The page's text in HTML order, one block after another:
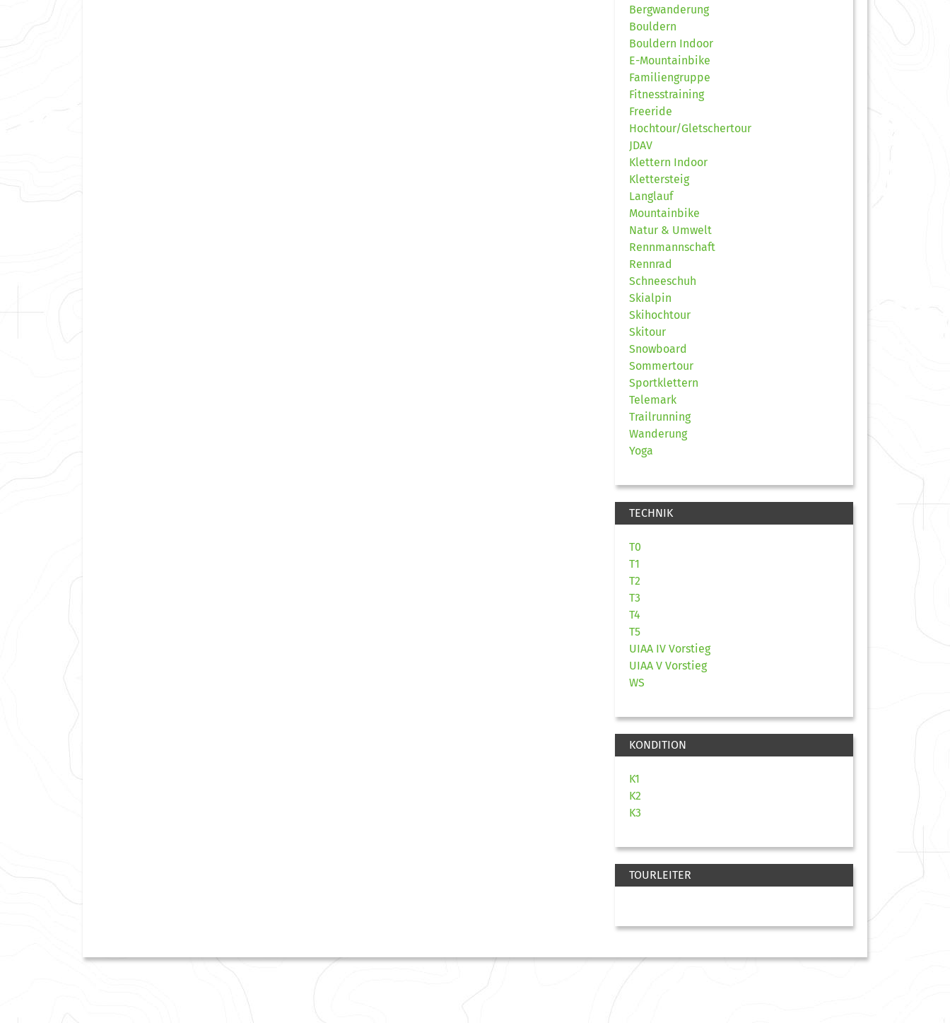
Bergwanderung
Bouldern
Bouldern Indoor
E-Mountainbike
Familiengruppe
Fitnesstraining
Freeride
Hochtour/Gletschertour
JDAV
Klettern Indoor
Klettersteig
Langlauf
Mountainbike
Natur & Umwelt
Rennmannschaft
Rennrad
Schneeschuh
Skialpin
Skihochtour
Skitour
Snowboard
Sommertour
Sportklettern
Telemark
Trailrunning
Wanderung
Yoga
TECHNIK
T0
T1
T2
T3
T4
T5
UIAA IV Vorstieg
UIAA V Vorstieg
WS
KONDITION
K1
K2
K3
TOURLEITER